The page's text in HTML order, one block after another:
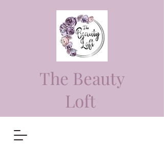
The Beauty
Loft